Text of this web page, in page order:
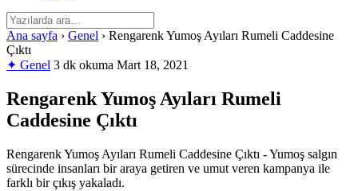
Ana sayfa › Genel › Rengarenk Yumoş Ayıları Rumeli Caddesine
Çıktı
✦ Genel 3 dk okuma Mart 18, 2021
Rengarenk Yumoş Ayıları Rumeli
Caddesine Çıktı
Rengarenk Yumoş Ayıları Rumeli Caddesine Çıktı - Yumoş salgın
sürecinde insanları bir araya getiren ve umut veren kampanya ile
farklı bir çıkış yakaladı.